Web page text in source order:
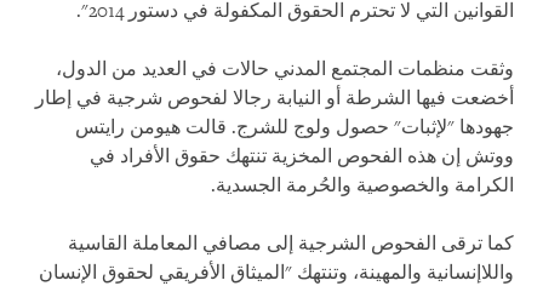
القوانين التي لا تحترم الحقوق المكفولة في دستور 2014".
وثقت منظمات المجتمع المدني حالات في العديد من الدول،
أخضعت فيها الشرطة أو النيابة رجالا لفحوص شرجية في إطار
جهودها "لإثبات" حصول ولوج للشرج. قالت هيومن رايتس
ووتش إن هذه الفحوص المخزية تنتهك حقوق الأفراد في
الكرامة والخصوصية والحُرمة الجسدية.
كما ترقى الفحوص الشرجية إلى مصافي المعاملة القاسية
واللاإنسانية والمهينة، وتنتهك "الميثاق الأفريقي لحقوق الإنسان